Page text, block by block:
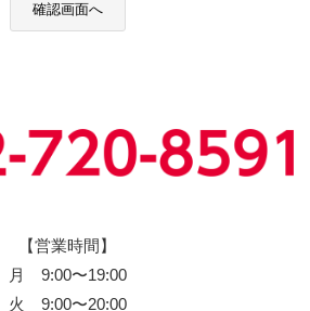
【営業時間】
月 9:00〜19:00
火 9:00〜20:00